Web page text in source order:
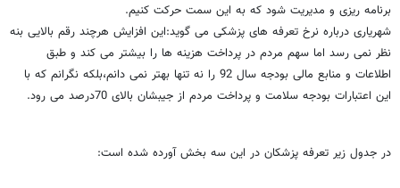
برنامه ریزی و مدیریت شود که به این سمت حرکت کنیم.
شهریاری درباره نرخ تعرفه های پزشکی می گوید:این افزایش هرچند رقم بالایی بنه
نظر نمی رسد اما سهم مردم در پرداخت هزینه ها را بیشتر می کند و طبق
اطلاعات و منابع مالی بودجه سال 92 را نه تنها بهتر نمی دانم،بلکه نگرانم که با
این اعتبارات بودجه سلامت و پرداخت مردم از جیبشان بالای 70درصد می رود.
در جدول زیر تعرفه پزشکان در این سه بخش آورده شده است: